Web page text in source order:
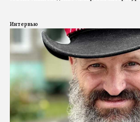
Интервью